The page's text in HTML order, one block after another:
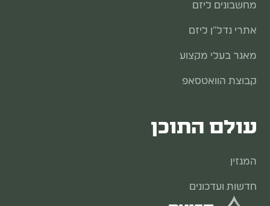
מחשבונים ליזם
אתרי נדל"ן ליזם
מאגר בעלי מקצוע
קבוצת הוואטסאפ
עולם התוכן
המגזין
חדשות ועדכונים